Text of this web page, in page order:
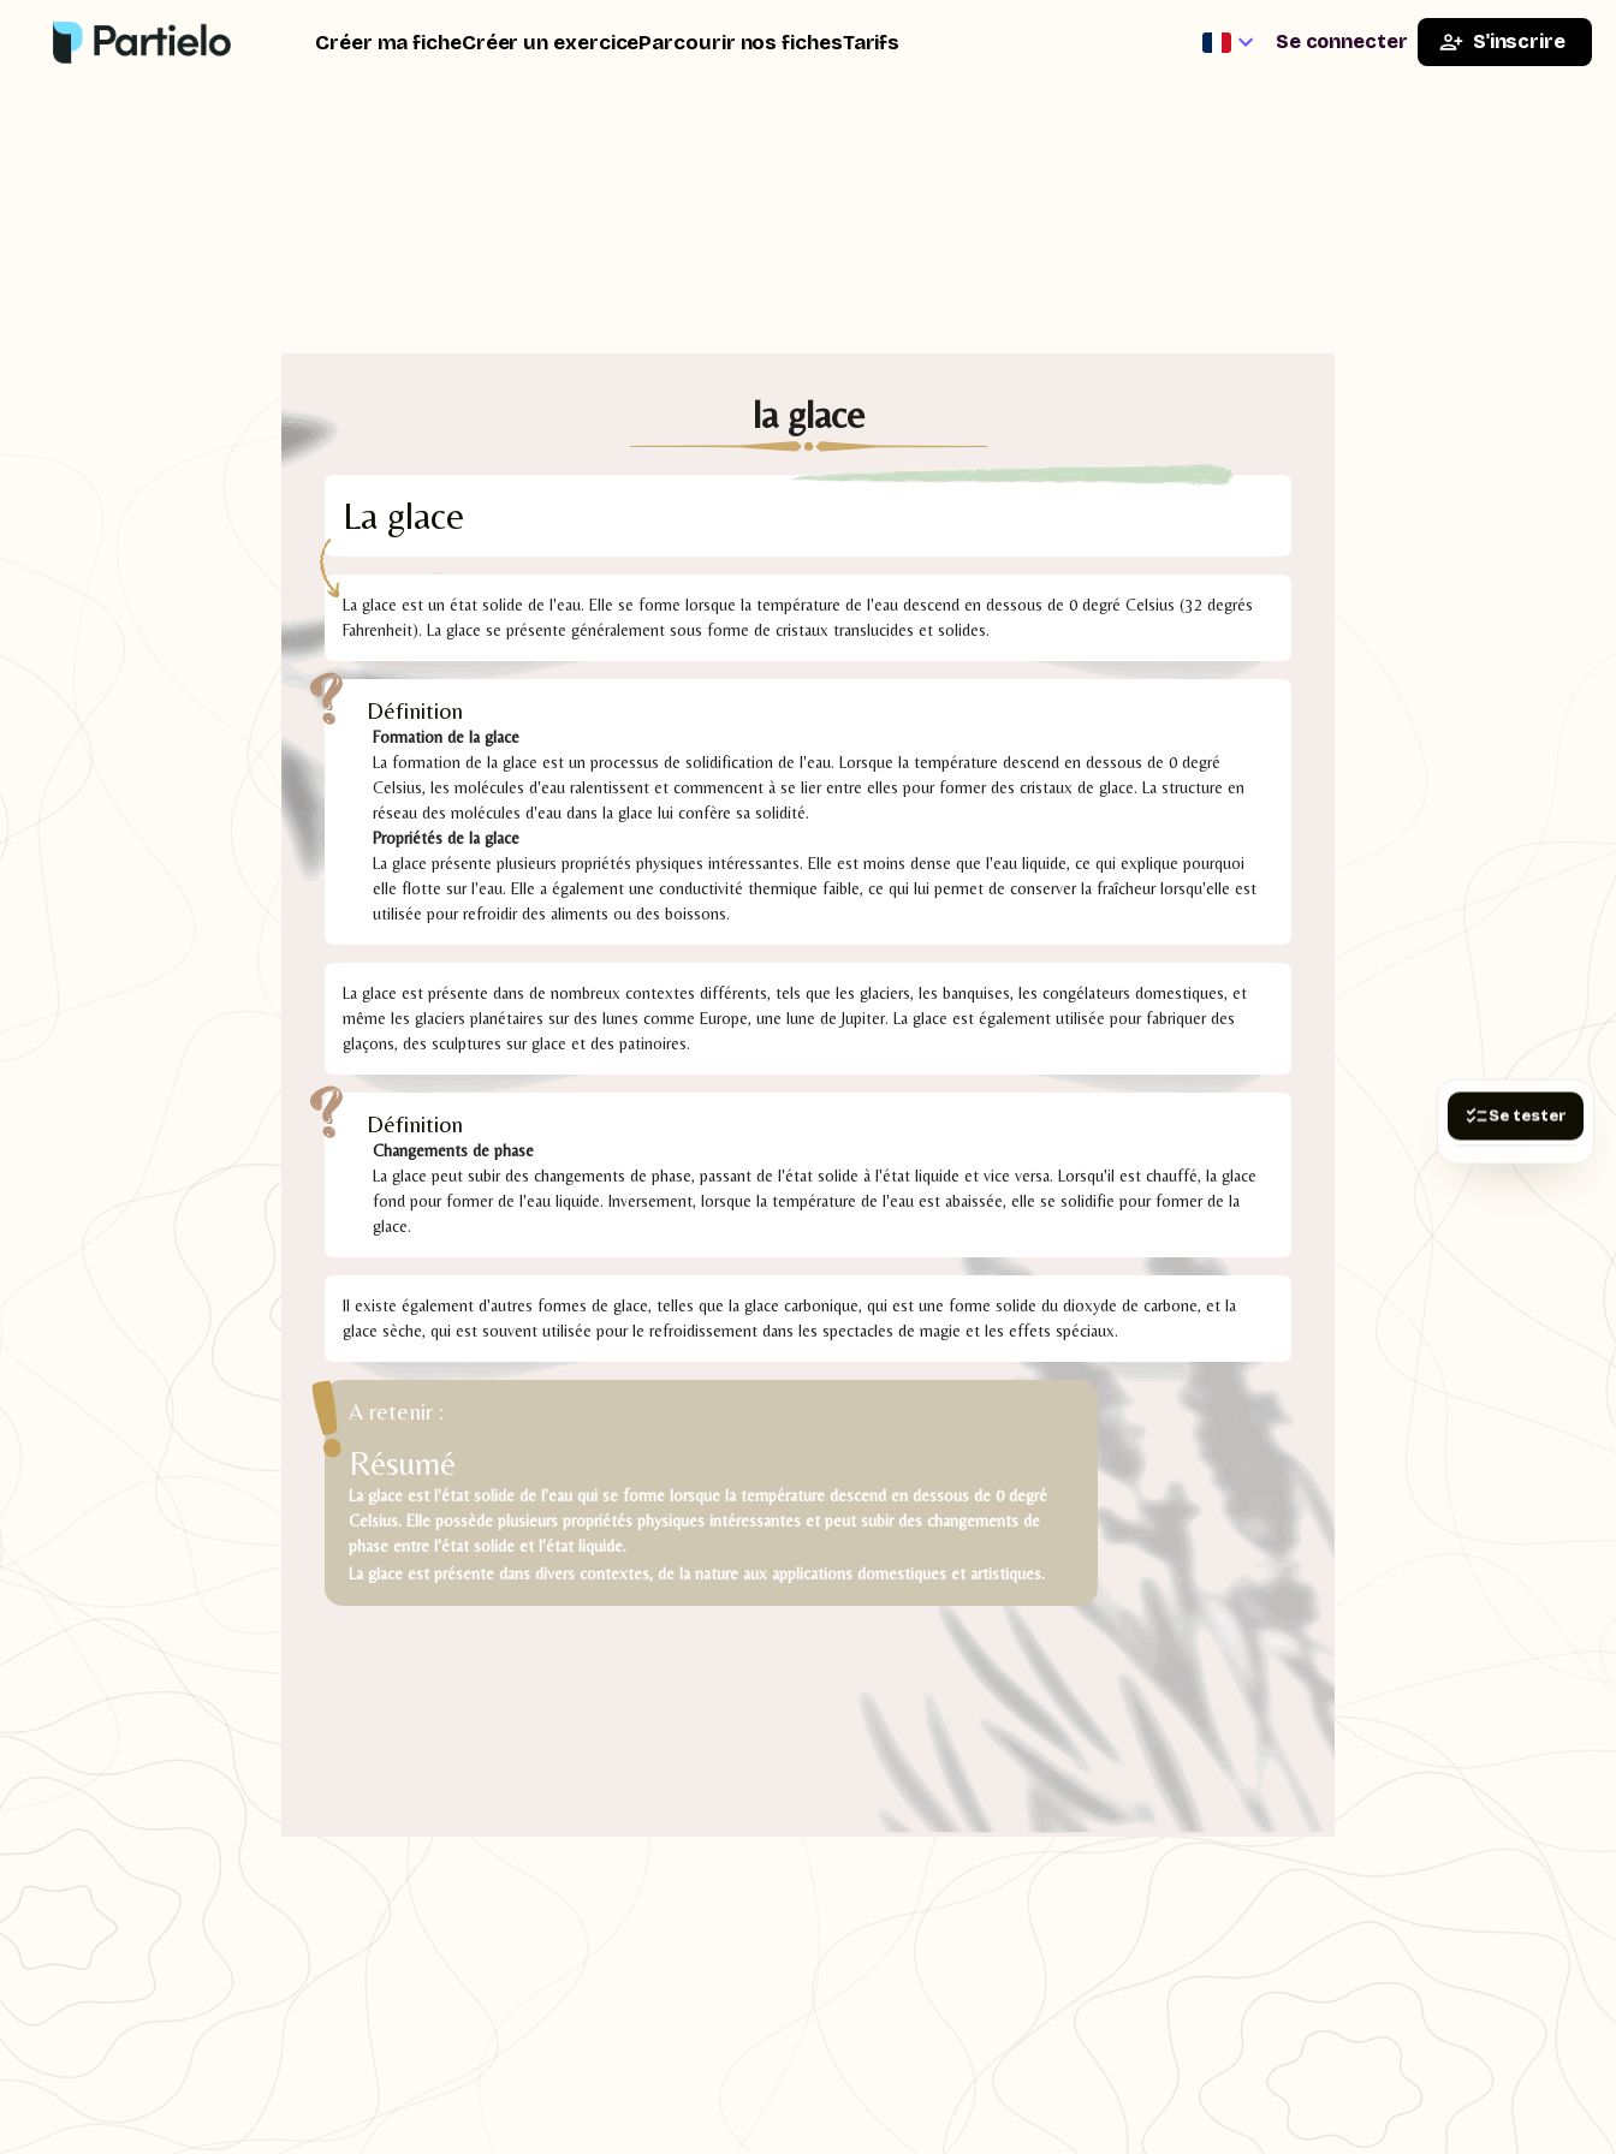
Créer ma ficheCréer un exerciceParcourir nos fichesTarifs Se connecter S'inscrire
Se tester
la glace
La glace
La glace est un état solide de l'eau. Elle se forme lorsque la température de l'eau descend en dessous de 0 degré Celsius (32 degrés
Fahrenheit). La glace se présente généralement sous forme de cristaux translucides et solides.
Définition
Formation de la glace
La formation de la glace est un processus de solidification de l'eau. Lorsque la température descend en dessous de 0 degré
Celsius, les molécules d'eau ralentissent et commencent à se lier entre elles pour former des cristaux de glace. La structure en
réseau des molécules d'eau dans la glace lui confère sa solidité.
Propriétés de la glace
La glace présente plusieurs propriétés physiques intéressantes. Elle est moins dense que l'eau liquide, ce qui explique pourquoi
elle flotte sur l'eau. Elle a également une conductivité thermique faible, ce qui lui permet de conserver la fraîcheur lorsqu'elle est
utilisée pour refroidir des aliments ou des boissons.
La glace est présente dans de nombreux contextes différents, tels que les glaciers, les banquises, les congélateurs domestiques, et
même les glaciers planétaires sur des lunes comme Europe, une lune de Jupiter. La glace est également utilisée pour fabriquer des
glaçons, des sculptures sur glace et des patinoires.
Définition
Changements de phase
La glace peut subir des changements de phase, passant de l'état solide à l'état liquide et vice versa. Lorsqu'il est chauffé, la glace
fond pour former de l'eau liquide. Inversement, lorsque la température de l'eau est abaissée, elle se solidifie pour former de la
glace.
Il existe également d'autres formes de glace, telles que la glace carbonique, qui est une forme solide du dioxyde de carbone, et la
glace sèche, qui est souvent utilisée pour le refroidissement dans les spectacles de magie et les effets spéciaux.
A retenir :
Résumé
La glace est l'état solide de l'eau qui se forme lorsque la température descend en dessous de 0 degré
Celsius. Elle possède plusieurs propriétés physiques intéressantes et peut subir des changements de
phase entre l'état solide et l'état liquide.
La glace est présente dans divers contextes, de la nature aux applications domestiques et artistiques.